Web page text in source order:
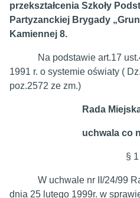
przekształcenia Szkoły
Partyzanckiej Brygady
Kamiennej 8.
Na podstawie art.17
1991 r. o systemie oświaty (
poz.2572 ze zm.)
Rada
uchwala co
§ 1
W uchwale nr II/24/99
dnia 25 lutego 1999r. w